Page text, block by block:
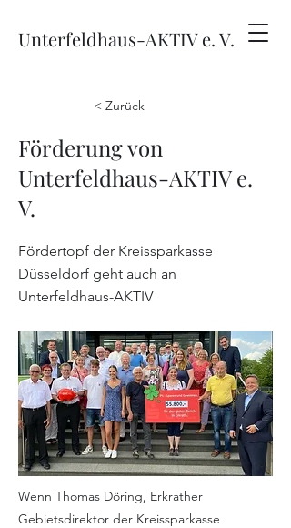
Unterfeldhaus-AKTIV e. V.
< Zurück
Förderung von
Unterfeldhaus-AKTIV e.
V.
Fördertopf der Kreissparkasse
Düsseldorf geht auch an
Unterfeldhaus-AKTIV
Wenn Thomas Döring, Erkrather
Gebietsdirektor der Kreissparkasse